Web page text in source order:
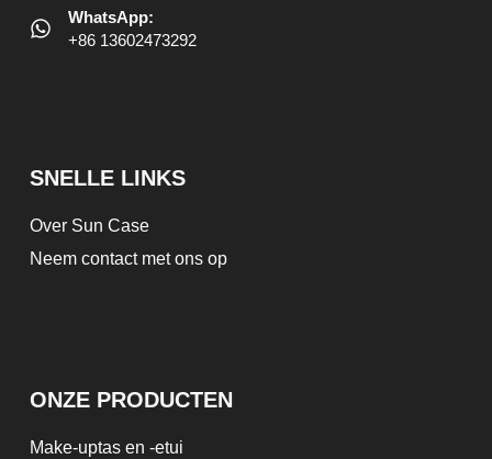
WhatsApp:
+86 13602473292
SNELLE LINKS
Over Sun Case
Neem contact met ons op
ONZE PRODUCTEN
Make-uptas en -etui